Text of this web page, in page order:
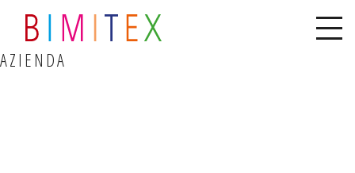
AZIENDA